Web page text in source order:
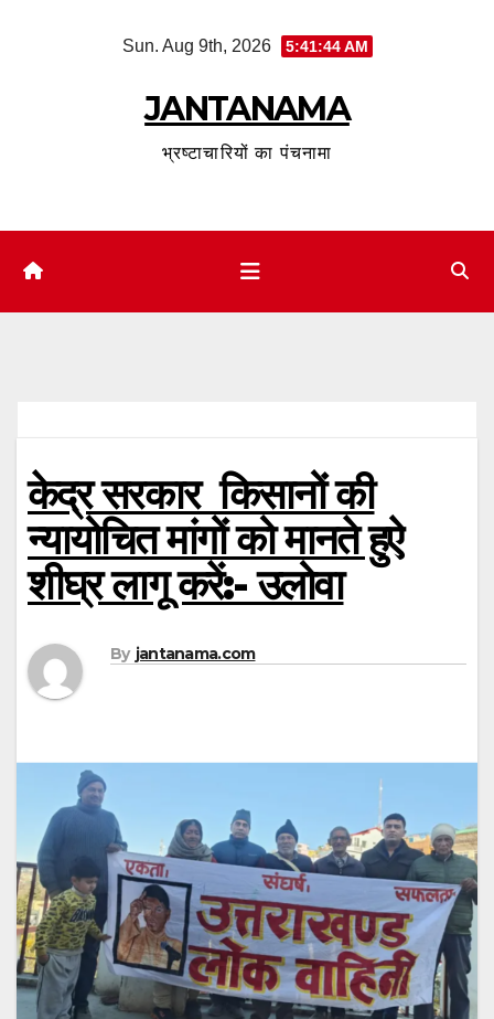
Sun. Aug 9th, 2026 5:41:45 AM
JANTANAMA
भ्रष्टाचारियों का पंचनामा
केद्र सरकार किसानों की
न्यायोचित मांगों को मानते हुऐ
शीघ्र लागू करें:- उलोवा
By jantanama.com